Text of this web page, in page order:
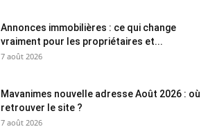
Annonces immobilières : ce qui change
vraiment pour les propriétaires et...
7 août 2026
Mavanimes nouvelle adresse Août 2026 : où
retrouver le site ?
7 août 2026